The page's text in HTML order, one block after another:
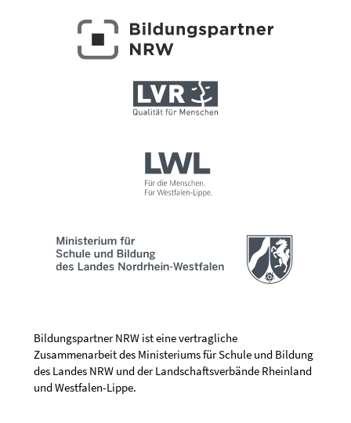
Bildungspartner NRW ist eine vertragliche
Zusammenarbeit des Ministeriums für Schule und Bildung
des Landes NRW und der Landschaftsverbände Rheinland
und Westfalen-Lippe.